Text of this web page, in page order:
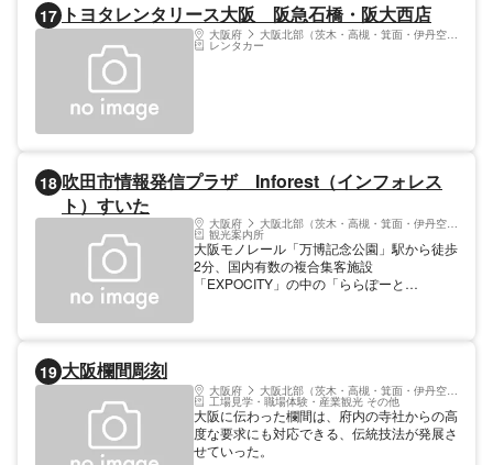
展示室や、約800種類のパッケージが並ぶラ
ーメントンネル、カップヌードルドラマシア
ターなど、驚きと楽しさがいっぱい！ 併設
域限定のカップ麺やひよこちゃんグッズもあ
り、すてきなお土産も手に入ります。 【料
リーは一食400円（「マイカップヌードルフ
ァクトリー利用券つき入館券」が必要） チ
キンラーメンファクトリー【要予約】は、小
学生 500円 / 中学生以上 800円
17 トヨタレンタリース大阪 阪急石橋・阪大西店
大阪府 大阪北部（茨木・高槻・箕面・伊丹空港）
レンタカー
18 吹田市情報発信プラザ Inforest（インフォレス
ト）すいた
大阪府 大阪北部（茨木・高槻・箕面・伊丹空港）
観光案内所
大阪モノレール「万博記念公園」駅から徒歩
2分、国内有数の複合集客施設
「EXPOCITY」の中の「ららぽーと
19 大阪欄間彫刻
大阪府 大阪北部（茨木・高槻・箕面・伊丹空港）
工場見学・職場体験・産業観光 その他
大阪に伝わった欄間は、府内の寺社からの高
度な要求にも対応できる、伝統技法が発展さ
せていった。